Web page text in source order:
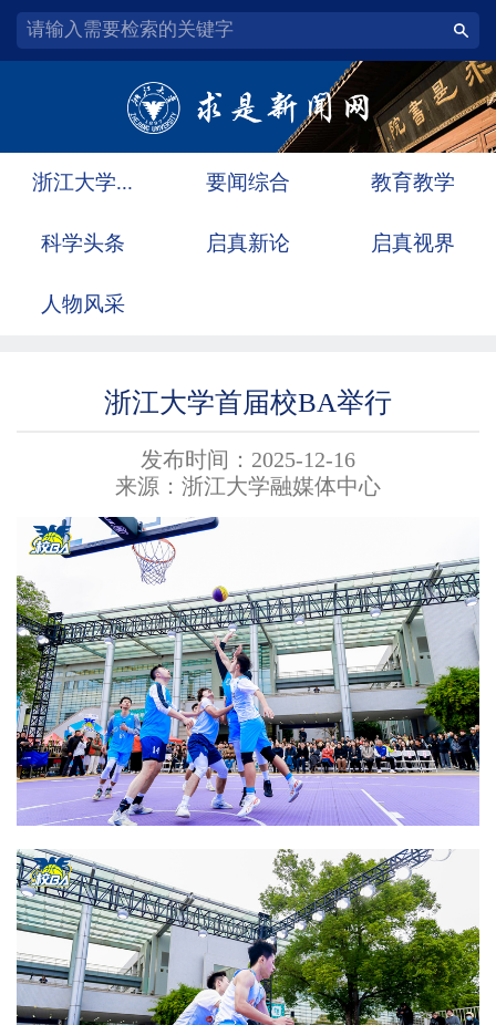
浙江大学... 要闻综合 教育教学
科学头条 启真新论 启真视界
人物风采
浙江大学首届校BA举行
发布时间：2025-12-16
来源：浙江大学融媒体中心